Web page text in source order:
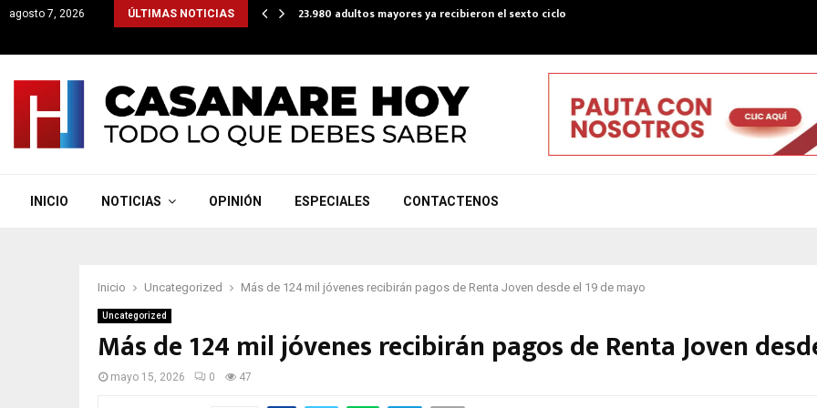
agosto 7, 2026 ÚLTIMAS NOTICIAS
para que subsidios lleguen directo a cuentas… 23.980 adultos mayores ya recibieron el sexto ciclo de Colombia Mayor… Convenio
INICIO NOTICIAS OPINIÓN ESPECIALES CONTACTENOS
Inicio Uncategorized Más de 124 mil jóvenes recibirán pagos de Renta Joven desde el 19 de mayo
Uncategorized
Más de 124 mil jóvenes recibirán pagos de Renta Joven
mayo 15, 2026 0 47